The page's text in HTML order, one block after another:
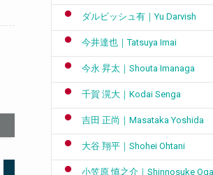
ダルビッシュ有｜Yu Darvish
今井達也｜Tatsuya Imai
今永 昇太｜Shouta Imanaga
千賀 滉大｜Kodai Senga
吉田 正尚｜Masataka Yoshida
大谷 翔平｜Shohei Ohtani
小笠原 慎之介｜Shinnosuke